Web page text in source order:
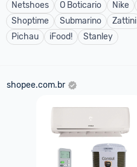
Netshoes
O Boticario Nike
Shoptime
Submarino Zattini
Pichau
iFood! Stanley
shopee.com.br